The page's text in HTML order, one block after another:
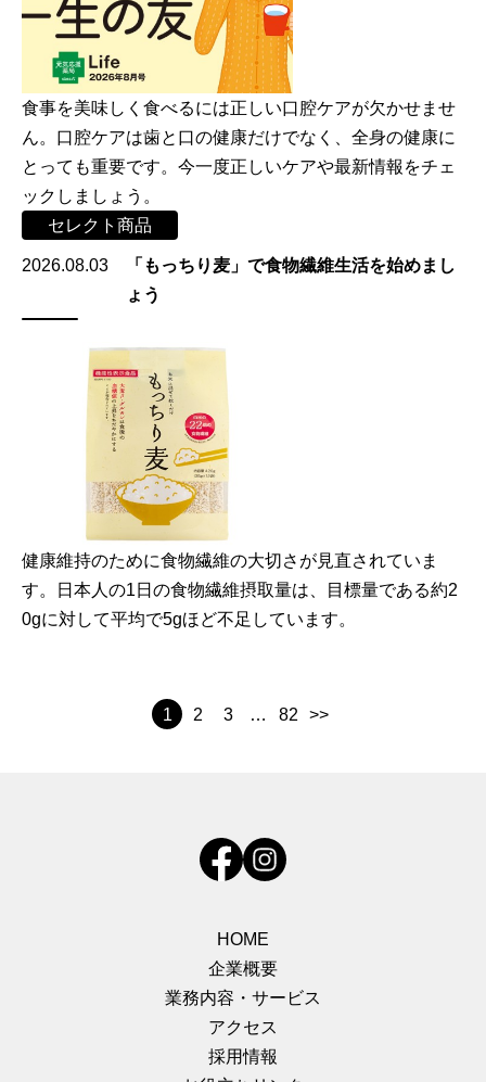
食事を美味しく食べるには正しい口腔ケアが欠かせませ
ん。口腔ケアは歯と口の健康だけでなく、全身の健康に
とっても重要です。今一度正しいケアや最新情報をチェ
ックしましょう。
セレクト商品
2026.08.03
「もっちり麦」で食物繊維生活を始めまし
ょう
健康維持のために食物繊維の大切さが見直されていま
す。日本人の1日の食物繊維摂取量は、目標量である約2
0gに対して平均で5gほど不足しています。
1 2 3 … 82 >>
HOME
企業概要
業務内容・サービス
アクセス
採用情報